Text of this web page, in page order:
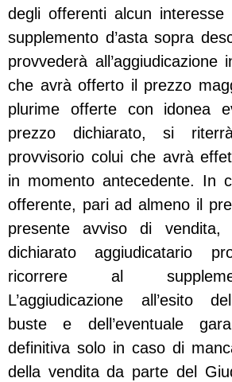
degli offerenti alcun interesse
supplemento d’asta sopra
provvederà
che avrà offerto il prezzo
plurime offerte con idonea
prezzo dichiarato, si
provvisorio colui che avrà
in momento antecedente. In
offerente, pari ad almeno il
presente avviso di
dichiarato aggiudicatario
ricorrere al
L’aggiudicazione all’esito
buste e dell’eventuale
definitiva solo in caso di
della vendita da parte del